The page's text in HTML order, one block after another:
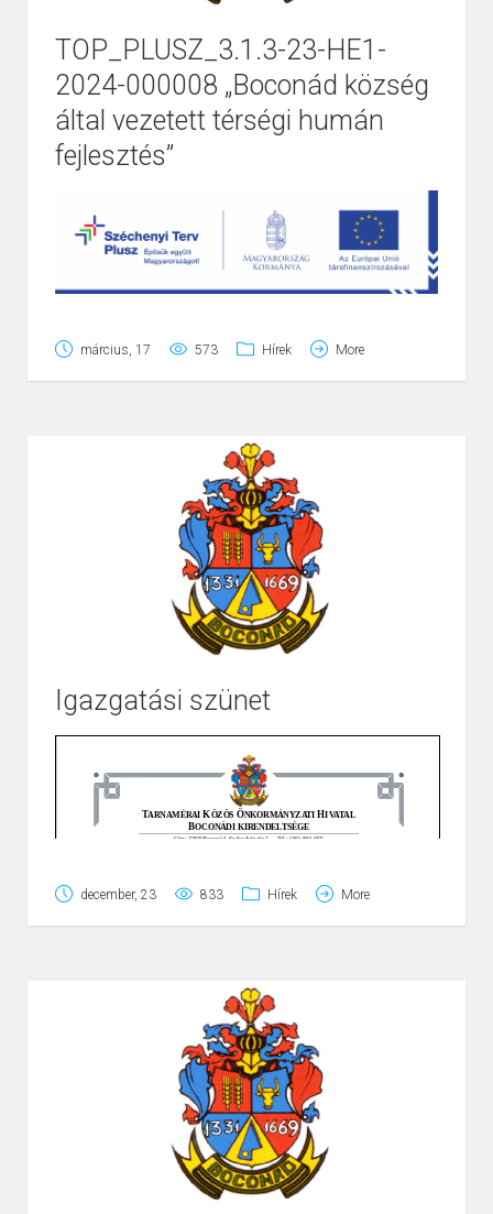
Page
Page 1/ 1 Zoom 100%
TOP_PLUSZ_3.1.3-23-HE1-
2024-000008 „Boconád község
által vezetett térségi humán
fejlesztés”
00008
Kedvezményezett neve:Boconád Község
Szerződött támogatás összege: 250.000.000,- Ft
A projekt keretében a Heves Vármegyei
Esélyteremtő Paktum és a Szolgáltatási Út Térkép
válaszoló intézkedések megvalósítását támogató
célterületén, amely az alábbi községek lakosságára
irányul:
Boconád község
Zaránk község
kerül sor mind a 4 érintett településen:
„Hogyan legyek jó, jobb szülő” szülőfelkészítő
gyermektáborok mind a 4 településen –
gyermekek szünidei szabadidős
programjának szervezése;
a szolgáltatásokhoz való hozzáférés javítása
érdekében 4 helyszínen ügyintézési tér
március, 17 573 Hírek More
Igazgatási szünet
december, 23 833 Hírek More